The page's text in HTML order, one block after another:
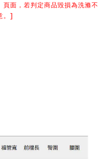
頁面，若判定商品毀損為洗滌不
。]